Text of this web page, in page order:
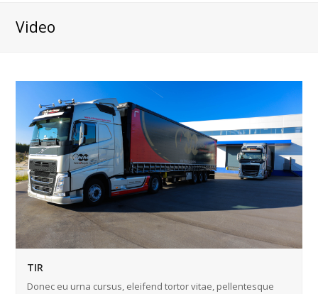
Video
TIR
Donec eu urna cursus, eleifend tortor vitae, pellentesque